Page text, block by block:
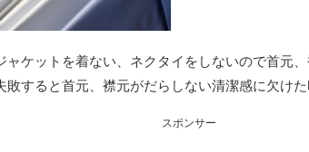
ャケットを着ない、ネクタイをしないので首元
敗すると首元、襟元がだらしない清潔感に欠けた
スポンサー